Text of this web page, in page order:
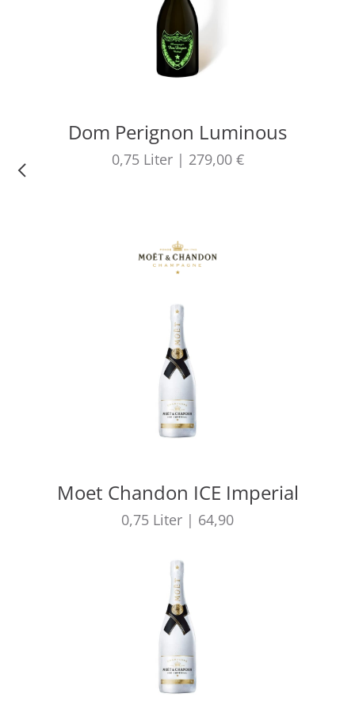
Dom Perignon Luminous
0,75 Liter | 279,00 €
Moet Chandon ICE Imperial
0,75 Liter | 64,90